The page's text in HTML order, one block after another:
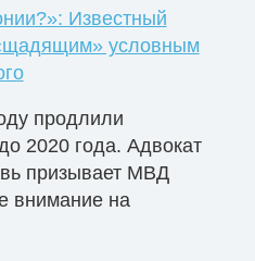
Известный
условным
продлили
2020 года. Адвокат
призывает МВД
внимание на